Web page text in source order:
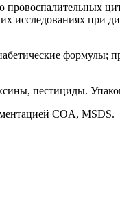
при
формулы;
пестициды.
COA, MSDS.